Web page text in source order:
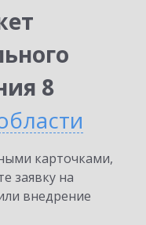
8
карточками,
заявку на
внедрение